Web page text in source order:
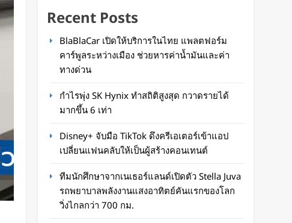
Recent Posts
BlaBlaCar เปิดให้บริการในไทย แพลตฟอร์ม
คาร์พูลระหว่างเมือง ช่วยหารค่าน้ำมันและค่า
ทางด่วน
กำไรพุ่ง SK Hynix ทำสถิติสูงสุด กวาดรายได้
มากขึ้น 6 เท่า
Disney+ จับมือ TikTok ดึงครีเอเตอร์เข้าแอป
เปลี่ยนแฟนคลับให้เป็นผู้สร้างคอนเทนต์
ทีมนักศึกษาจากเนเธอร์แลนด์เปิดตัว Stella Juva
รถพยาบาลพลังงานแสงอาทิตย์คันแรกของโลก
วิ่งไกลกว่า 700 กม.